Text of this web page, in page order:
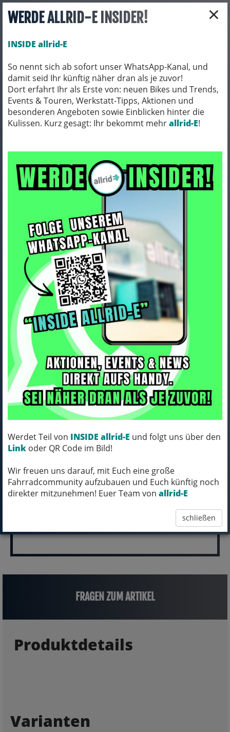
×
WERDE ALLRID-E INSIDER!
INSIDE allrid-E
So nennt sich ab sofort unser WhatsApp-Kanal, und
damit seid Ihr künftig näher dran als je zuvor!
Dort erfahrt Ihr als Erste von: neuen Bikes und Trends,
Events & Touren, Werkstatt-Tipps, Aktionen und
besonderen Angeboten sowie Einblicken hinter die
Kulissen. Kurz gesagt: Ihr bekommt mehrallrid-E!
Werdet Teil von INSIDE allrid-E und folgt uns über den
Link oder QR Code im Bild!
Wir freuen uns darauf, mit Euch eine große
Fahrradcommunity aufzubauen und Euch künftig noch
direkter mitzunehmen! Euer Team von allrid-E
schließen
Toggle navigation
E-BIKES E-BIKES/ TOUREN/ TREKKING/ CITY
Winora SINUS FS R5f PRO
i800Wh 5-G Nexus
Art.Nr. 44514540
25-26 WIN BCXK GL_sand/deep red Rh M
ABHOLUNG IN NORTORF!
6.299,00 EUR
FRAGEN ZUM ARTIKEL
Produktdetails
Varianten